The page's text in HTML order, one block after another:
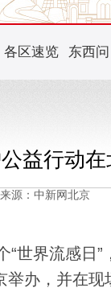
各区速览 东西问
益行动在
源：中新网北京
界流感日”
办，并在